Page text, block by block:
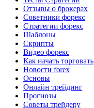
Отзывы о брокерах
Советники форекс
Стратегии форекс
Шаблоны
Скрипты
Видео форекс
Как начать торговать
Новости forex
Основы
Онлайн трейдинг
Прогнозы
Советы трейдеру